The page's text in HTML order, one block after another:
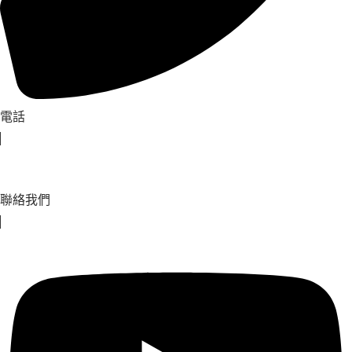
電話
聯絡我們